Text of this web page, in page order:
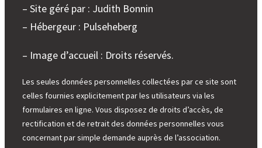
– Site géré par : Judith Bonnin
– Hébergeur : Pulseheberg
– Image d’accueil : Droits réservés.
Les seules données personnelles collectées par ce site sont
celles fournies explicitement par les utilisateurs via les
formulaires en ligne. Vous disposez de droits d’accès, de
rectification et de retrait des données personnelles vous
concernant par simple demande auprès de l’association.